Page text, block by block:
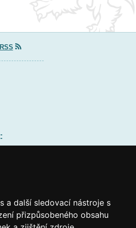
a další sledovací nástroje s
přizpůsobeného obsahu
RSS